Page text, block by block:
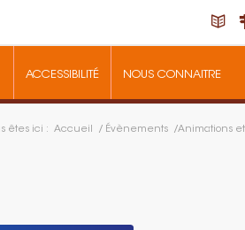
ACCESSIBILITÉ NOUS CONNAITRE
êtes ici : Accueil / Évènements /Animations